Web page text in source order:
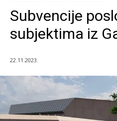
Subvencije
subjektima iz
22.11.2023.